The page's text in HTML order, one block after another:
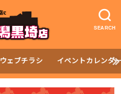
SEARCH
ウェブチラシ イベントカレンダ